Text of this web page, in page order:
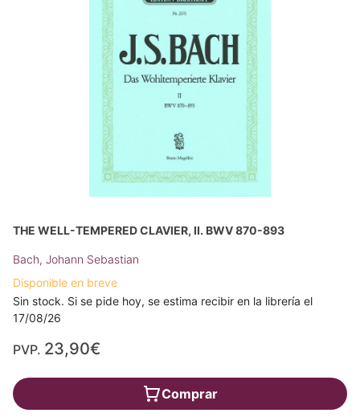
THE WELL-TEMPERED CLAVIER, II. BWV 870-893
Bach, Johann Sebastian
Disponible en breve
Sin stock. Si se pide hoy, se estima recibir en la librería el
17/08/26
PVP. 23,90€
Comprar